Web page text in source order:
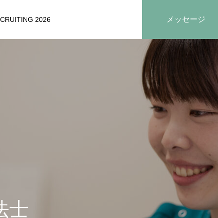
2026 メッセージ
士